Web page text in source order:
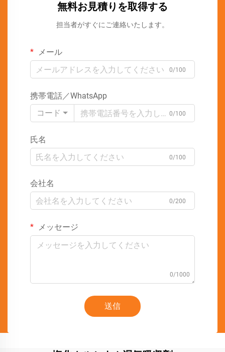
無料お見積りを取得する
担当者がすぐにご連絡いたします。
メール
0/100
携帯電話／WhatsApp
コード
0/100
氏名
0/100
会社名
0/200
メッセージ
0/1000
送信